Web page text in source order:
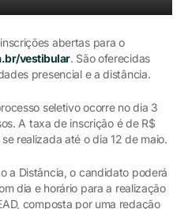
abertas para o
vestibular. São oferecidas
presencial e a distância.
seletivo ocorre no dia 3
A taxa de inscrição é de R$
realizada até o dia 12 de maio.
a Distância, o candidato poderá
dia e horário para a realização
composta por uma redação